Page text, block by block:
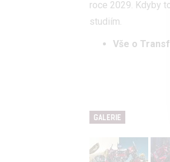
roce 2029. Kdyby
studiím.
Vše o
GALERIE